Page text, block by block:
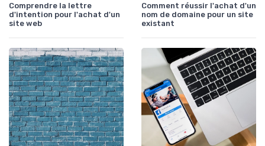
Comprendre la lettre
d'intention pour l'achat d'un
site web
Comment réussir l'achat d'un
nom de domaine pour un site
existant